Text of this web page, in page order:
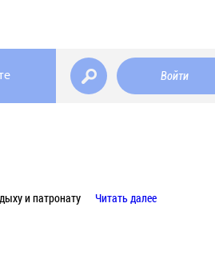
Войти
и патронату Читать далее